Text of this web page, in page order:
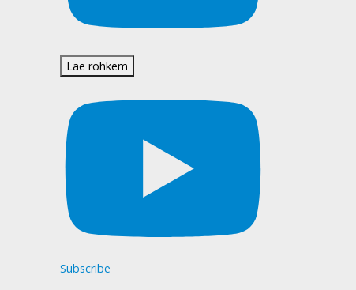
Lae rohkem
Subscribe